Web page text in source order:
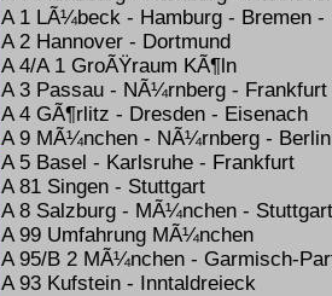
A 1 LÃ¼beck - Hamburg - Bremen -
A 2 Hannover - Dortmund
A 4/A 1 GroÃŸraum KÃ¶ln
A 3 Passau - NÃ¼rnberg - Frankfurt
A 4 GÃ¶rlitz - Dresden - Eisenach
A 9 MÃ¼nchen - NÃ¼rnberg - Berlin
A 5 Basel - Karlsruhe - Frankfurt
A 81 Singen - Stuttgart
A 8 Salzburg - MÃ¼nchen -
A 99 Umfahrung MÃ¼nchen
A 95/B 2 MÃ¼nchen - Garmisch-
A 93 Kufstein - Inntaldreieck